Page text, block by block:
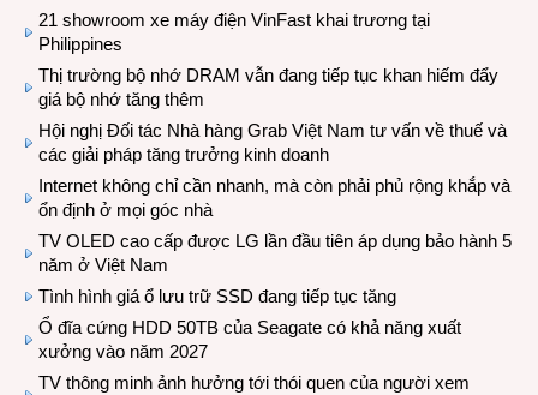
21 showroom xe máy điện VinFast khai trương tại
Philippines
Thị trường bộ nhớ DRAM vẫn đang tiếp tục khan hiếm đẩy
giá bộ nhớ tăng thêm
Hội nghị Đối tác Nhà hàng Grab Việt Nam tư vấn về thuế và
các giải pháp tăng trưởng kinh doanh
Internet không chỉ cần nhanh, mà còn phải phủ rộng khắp và
ổn định ở mọi góc nhà
TV OLED cao cấp được LG lần đầu tiên áp dụng bảo hành 5
năm ở Việt Nam
Tình hình giá ổ lưu trữ SSD đang tiếp tục tăng
Ổ đĩa cứng HDD 50TB của Seagate có khả năng xuất
xưởng vào năm 2027
TV thông minh ảnh hưởng tới thói quen của người xem